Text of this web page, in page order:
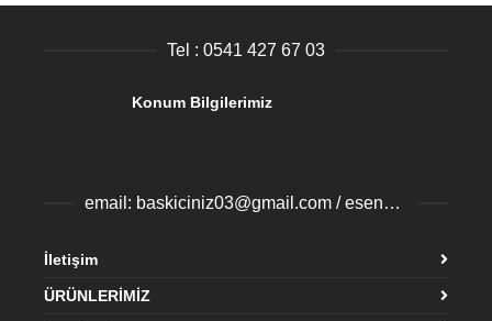
Tel : 0541 427 67 03
Konum Bilgilerimiz
email: baskiciniz03@gmail.com / esenyurtbaski@gmail.com
İletişim
ÜRÜNLERİMİZ